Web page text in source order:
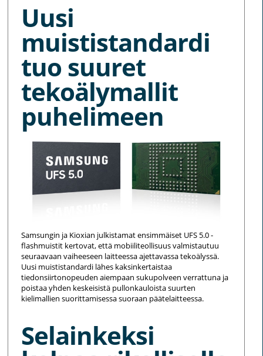
Uusi
muististandardi
tuo suuret
tekoälymallit
puhelimeen
Samsungin ja Kioxian julkistamat ensimmäiset UFS 5.0 -
flashmuistit kertovat, että mobiiliteollisuus valmistautuu
seuraavaan vaiheeseen laitteessa ajettavassa tekoälyssä.
Uusi muististandardi lähes kaksinkertaistaa
tiedonsiirtonopeuden aiempaan sukupolveen verrattuna ja
poistaa yhden keskeisistä pullonkauloista suurten
kielimallien suorittamisessa suoraan päätelaitteessa.
Selainkeksi